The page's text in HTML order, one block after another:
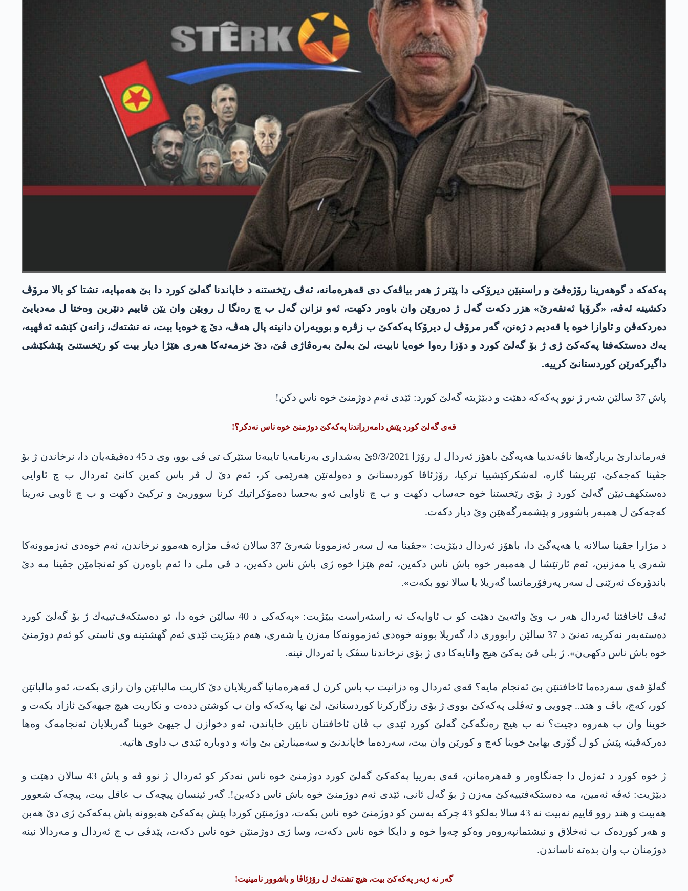
پەکەکە د گوهه‌رینا رۆژه‌ڤێ و راستیێن دیرۆكی دا پێتر ژ هەر بیاڤەک دی قەهرەمانە، ئه‌ڤ رێخستنە د خاپاندنا گه‌لێ کورد دا‌ بێ هه‌مپایه‌، تشتا كو بالا مرۆڤ
دكشینه‌ ئه‌ڤه‌، «گرۆپا ئه‌نقه‌رێ» هزر دکەت گه‌ل ژ ده‌روێن وان باوه‌ر دكهت‌، ئه‌و نزانن گه‌ل ب چ رەنگا ل رویێن وان یێن قاییم دنێرین وه‌ختا ل مه‌دیایێ
ده‌ردكه‌ڤن و ئاوازا خوه‌ یا قه‌دیم د ژه‌نن، گه‌ر مرۆڤ ل دیرۆكا په‌كه‌كێ ب زڤره‌ و بوویه‌ران دانیتە پال هه‌ڤ، دێ چ خوه‌یا بیت‌، نه‌ تشته‌ك، زاته‌ن کێشە ئه‌ڤهیە،‌
یه‌ك ده‌ستكەفتا په‌كه‌كێ ژی ژ بۆ گه‌لێ كورد و دۆزا ره‌وا خوه‌یا نا‌بیت‌، لێ به‌لێ به‌ره‌ڤاژی ڤێ، دێ خزمه‌ته‌كا هه‌ری هێژا دیار بیت كو رێخستنێ پێشكێشی
داگیركه‌رێن كوردستانێ كرییه‌.
پاش 37 سالێن شه‌ر ژ نوو په‌كه‌كه‌ دهێت و دبێژیتە گه‌لێ کورد: ئێدی ئه‌م دوژمنێ خوه‌ ناس دكن!
قه‌ی گه‌لێ كورد پێش دامەزراندنا په‌كه‌كێ دوژمنێ خوه‌ ناس نه‌دكر؟!
فەرماندارێ بریارگەھا ناڤەندییا هه‌په‌گێ باھۆز ئەردال ل رۆژا 9/3/2021ێ بەشداری بەرنامەیا تایبەتا ستێرک تی ڤی بوو، وی د 45 دەقیقەیان دا، نرخاندن ژ بۆ
جڤینا كه‌جه‌كێ، ئێریشا گارە، له‌شكركێشییا تركیا، رۆژئاڤا كوردستانێ و ده‌وله‌تێن هه‌رێمی كر، ئه‌م دێ ل ڤر باس کەین كانێ ئه‌ردال ب چ ئاوایی
ده‌ستكهف‌تیێن گه‌لێ كورد ژ بۆی رێخستنا خوه‌ حه‌ساب دكهت‌ و ب چ ئاوایی ئه‌و به‌حسا ده‌مۆكراتیك كرنا سووریێ و تركیێ دكهت‌ و ب چ ئاویی نه‌رینا
كه‌جه‌كێ ل همبه‌ر باشوور و پێشمه‌رگه‌هێن وێ دیار دكەت‌.
د مژارا جڤینا سالانه‌ یا هه‌په‌گێ دا، باهۆز ئه‌ردال دبێژیت: «جڤینا مە ل سەر ئەزموونا شەرێ 37 سالان ئەڤ مژارە ھەموو نرخاندن، ئەم خوەدی ئەزموونەکا
شەری یا مەزنین، ئەم ئارتێشا ل ھەمبەر خوە باش ناس دکەین، ئەم ھێزا خوە ژی باش ناس دکەین، د ڤی ملی دا ئەم باوەرن کو ئەنجامێن جڤینا مە دێ
باندۆرەک ئەرێنی ل سەر پەرفۆرمانسا گەریلا یا سالا نوو بکەت».
ئەڤ ئاخافتنا ئەردال هەر ب وێ واتەیێ دهێت کو ب ئاوایەک نە راستەراست ببێژیت:‌ «په‌كه‌كی د 40 سالێن خوه‌ دا‌، تو ده‌ستكەف‌تییه‌ك ژ بۆ گه‌لێ كورد
دەستەبەر نەکریە، ته‌نێ د 37 سالێن رابووری دا، گه‌ریلا بوونه‌ خوه‌دی ئه‌زموونه‌كا‌ مه‌زن یا شه‌ری، هه‌م دبێژیت ئێدی ئه‌م گهشتینه‌ وی ئاستی كو ئه‌م دوژمنێ
خوه‌ باش ناس دكهی‌ن». ژ بلی ڤێ یەکێ هیچ واتایەکا دی ژ بۆی نرخاندنا سڤک یا ئەردال نینە.
گەلۆ قەی سەردەما ئاخافتنێن بێ ئەنجام مایە؟ قەی ئەردال وە دزانیت ب باس کرن ل قەهرەمانیا گەریلایان دێ کاریت مالباتێن وان رازی بکەت، ئەو مالباتێن
کور، کەچ، باڤ و هتد.. چوویی و تەڤلی پەکەکێ بووی ژ بۆی رزگارکرنا کوردستانێ، لێ نها پەکەکە وان ب کوشتن ددەت و نکاریت هیچ جیهەکێ ئازاد بکەت و
خوینا وان ب هەروە دچیت؟ نە ب هیچ رەنگەکێ گەلێ کورد ئێدی ب ڤان ئاخافتنان نایێن خاپاندن، ئەو دخوازن ل جیهێ خوینا گەریلایان ئەنجامەک وەها
دەرکەڤیتە پێش کو ل گۆری بهایێ خوینا کەچ و کورێن وان بیت، سەردەما خاپاندنێ و سەمینارێن بێ واتە و دوبارە ئێدی ب داوی هاتیە.
ژ خوه‌ كورد د ئه‌زه‌ل دا جه‌نگاوه‌ر و قەهرەمانن، قه‌ی به‌رییا په‌كه‌كێ گه‌لێ كورد دوژمنێ خوه‌ ناس نه‌دكر كو ئه‌ردال ژ نوو ڤه‌ و پاش 43 سالان دهێت و
دبێژیت: ئەڤە ئه‌مین، مه‌ ده‌ستكەفتییه‌كێ مه‌زن ژ بۆ گه‌ل ئانی، ئێدی ئه‌م دوژمنێ خوه‌ باش ناس دكەین!. گەر ئینسان پیچەک ب عاقل بیت، پیچەک شعوور
هەبیت و هند روو قاییم نەبیت نە 43 سالا بەلکو 43 چرکە بەسن کو دوژمنێ خوە ناس بکەت، دوژمنێن کوردا پێش پەکەکێ هەبوونە پاش پەکەکێ ژی دێ هەبن
و هەر کوردەک ب ئەخلاق و نیشتمانپەروەر وەکو چەوا خوە و دایکا خوە ناس دکەت، وسا ژی دوژمنێن خوە ناس دکەت، پێدڤی ب چ ئەردال و مەردالا نینە
دوژمنان ب وان بدەتە ناساندن.
گه‌ر نه‌ ژبەر په‌كه‌كێ‌ بیت، هیچ تشته‌ك ل رۆژئاڤا و باشوور نامینیت!